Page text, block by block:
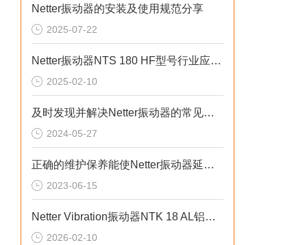
Netter振动器的安装及使用规范分享
2025-07-22
Netter振动器NTS 180 HF型号行业应用介绍
2025-02-10
及时发现并解决Netter振动器的常见故障可提高施工效率
2024-05-27
正确的维护保养能使Netter振动器延长使用寿命
2023-06-15
Netter Vibration振动器NTK 18 AL铝合金机身无脆裂风险
2026-02-10